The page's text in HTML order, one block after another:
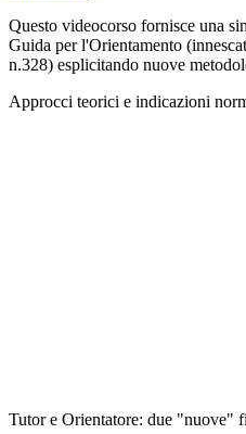
Questo videocorso fornisce una
Guida per l'Orientamento
n.328) esplicitando nuove
Approcci teorici e indicazioni
Tutor e Orientatore: due "nuove"